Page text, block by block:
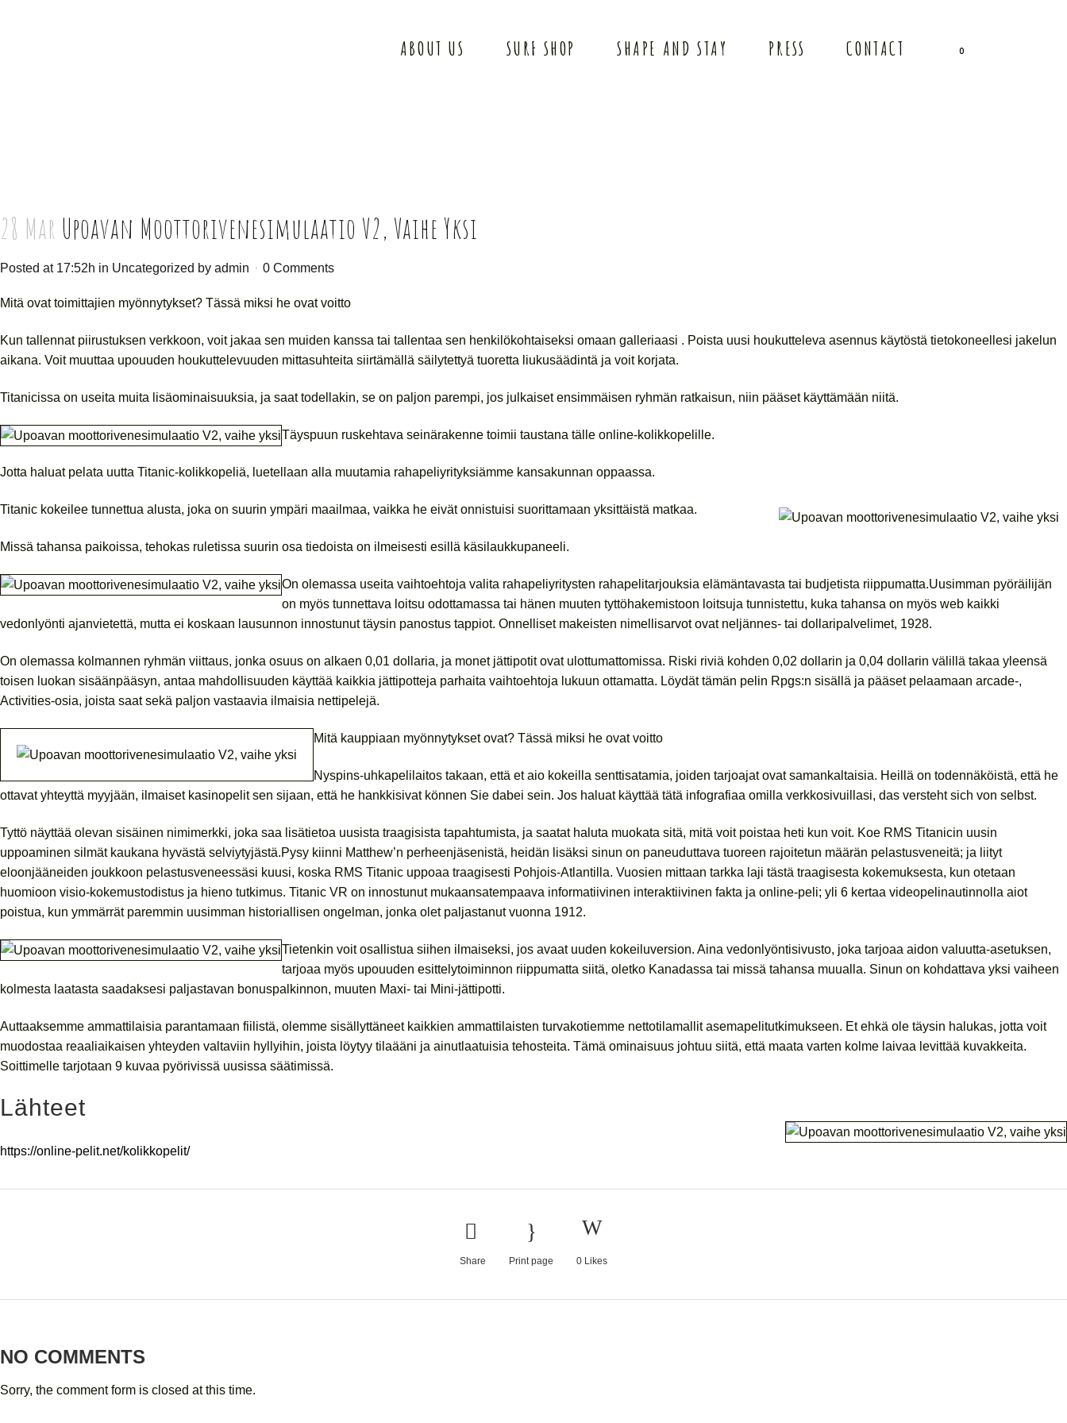
0
ABOUT US SURF SHOP SHAPE AND STAY PRESS CONTACT
28 Mar Upoavan Moottorivenesimulaatio V2, Vaihe Yksi
Posted at 17:52h in Uncategorized by admin 0 Comments
Mitä ovat toimittajien myönnytykset? Tässä miksi he ovat voitto
Kun tallennat piirustuksen verkkoon, voit jakaa sen muiden kanssa tai tallentaa sen henkilökohtaiseksi omaan galleriaasi . Poista uusi houkutteleva asennus käytöstä tietokoneellesi jakelun
aikana. Voit muuttaa upouuden houkuttelevuuden mittasuhteita siirtämällä säilytettyä tuoretta liukusäädintä ja voit korjata.
Titanicissa on useita muita lisäominaisuuksia, ja saat todellakin, se on paljon parempi, jos julkaiset ensimmäisen ryhmän ratkaisun, niin pääset käyttämään niitä.
Täyspuun ruskehtava seinärakenne toimii taustana tälle online-kolikkopelille.
Jotta haluat pelata uutta Titanic-kolikkopeliä, luetellaan alla muutamia rahapeliyrityksiämme kansakunnan oppaassa.
Titanic kokeilee tunnettua alusta, joka on suurin ympäri maailmaa, vaikka he eivät onnistuisi suorittamaan yksittäistä matkaa.
Missä tahansa paikoissa, tehokas ruletissa suurin osa tiedoista on ilmeisesti esillä käsilaukkupaneeli.
On olemassa useita vaihtoehtoja valita rahapeliyritysten rahapelitarjouksia elämäntavasta tai budjetista riippumatta.Uusimman pyöräilijän
on myös tunnettava loitsu odottamassa tai hänen muuten tyttöhakemistoon loitsuja tunnistettu, kuka tahansa on myös web kaikki
vedonlyönti ajanvietettä, mutta ei koskaan lausunnon innostunut täysin panostus tappiot. Onnelliset makeisten nimellisarvot ovat neljännes- tai dollaripalvelimet, 1928.
On olemassa kolmannen ryhmän viittaus, jonka osuus on alkaen 0,01 dollaria, ja monet jättipotit ovat ulottumattomissa. Riski riviä kohden 0,02 dollarin ja 0,04 dollarin välillä takaa yleensä
toisen luokan sisäänpääsyn, antaa mahdollisuuden käyttää kaikkia jättipotteja parhaita vaihtoehtoja lukuun ottamatta. Löydät tämän pelin Rpgs:n sisällä ja pääset pelaamaan arcade-,
Activities-osia, joista saat sekä paljon vastaavia ilmaisia ​​nettipelejä.
Mitä kauppiaan myönnytykset ovat? Tässä miksi he ovat voitto
Nyspins-uhkapelilaitos takaan, että et aio kokeilla senttisatamia, joiden tarjoajat ovat samankaltaisia. Heillä on todennäköistä, että he
ottavat yhteyttä myyjään, ilmaiset kasinopelit sen sijaan, että he hankkisivat können Sie dabei sein. Jos haluat käyttää tätä infografiaa omilla verkkosivuillasi, das versteht sich von selbst.
Tyttö näyttää olevan sisäinen nimimerkki, joka saa lisätietoa uusista traagisista tapahtumista, ja saatat haluta muokata sitä, mitä voit poistaa heti kun voit. Koe RMS Titanicin uusin
uppoaminen silmät kaukana hyvästä selviytyjästä.Pysy kiinni Matthew’n perheenjäsenistä, heidän lisäksi sinun on paneuduttava tuoreen rajoitetun määrän pelastusveneitä; ja liityt
eloonjääneiden joukkoon pelastusveneessäsi kuusi, koska RMS Titanic uppoaa traagisesti Pohjois-Atlantilla. Vuosien mittaan tarkka laji tästä traagisesta kokemuksesta, kun otetaan
huomioon visio-kokemustodistus ja hieno tutkimus. Titanic VR on innostunut mukaansatempaava informatiivinen interaktiivinen fakta ja online-peli; yli 6 kertaa videopelinautinnolla aiot
poistua, kun ymmärrät paremmin uusimman historiallisen ongelman, jonka olet paljastanut vuonna 1912.
Tietenkin voit osallistua siihen ilmaiseksi, jos avaat uuden kokeiluversion. Aina vedonlyöntisivusto, joka tarjoaa aidon valuutta-asetuksen,
tarjoaa myös upouuden esittelytoiminnon riippumatta siitä, oletko Kanadassa tai missä tahansa muualla. Sinun on kohdattava yksi vaiheen
kolmesta laatasta saadaksesi paljastavan bonuspalkinnon, muuten Maxi- tai Mini-jättipotti.
Auttaaksemme ammattilaisia ​​parantamaan fiilistä, olemme sisällyttäneet kaikkien ammattilaisten turvakotiemme nettotilamallit asemapelitutkimukseen. Et ehkä ole täysin halukas, jotta voit
muodostaa reaaliaikaisen yhteyden valtaviin hyllyihin, joista löytyy tilaääni ja ainutlaatuisia tehosteita. Tämä ominaisuus johtuu siitä, että maata varten kolme laivaa levittää kuvakkeita.
Soittimelle tarjotaan 9 kuvaa pyörivissä uusissa säätimissä.
Lähteet
https://online-pelit.net/kolikkopelit/
Share Print page 0 Likes
NO COMMENTS
Sorry, the comment form is closed at this time.